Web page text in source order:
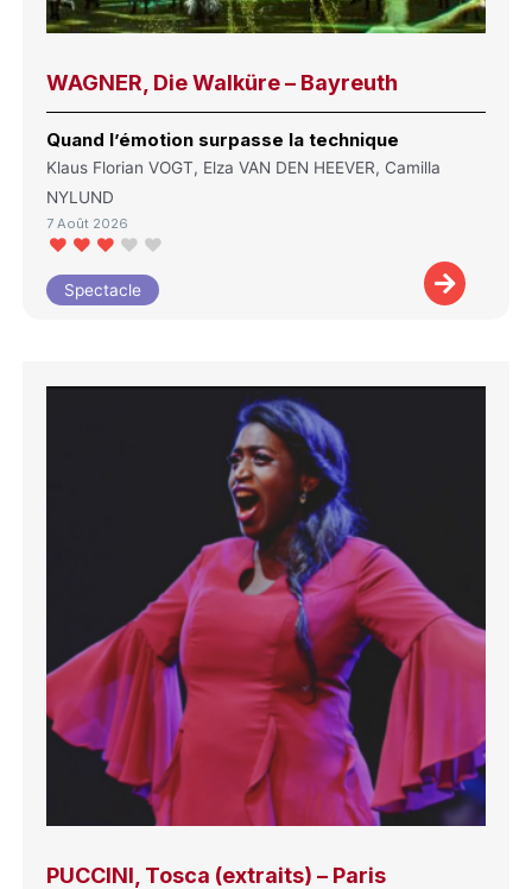
WAGNER, Die Walküre – Bayreuth
Quand l’émotion surpasse la technique
Klaus Florian VOGT, Elza VAN DEN HEEVER, Camilla
NYLUND
7 Août 2026
Spectacle
PUCCINI, Tosca (extraits) – Paris